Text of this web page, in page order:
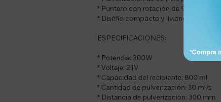
* Puntero con rotación de 90° para
* Diseño compacto y liviano para un
ESPECIFICACIONES:
* Potencia: 300W
* Voltaje: 21V
* Capacidad del recipiente: 800 ml
* Cantidad de pulverización: 30 ml/s
* Distancia de pulverización: 300 mm